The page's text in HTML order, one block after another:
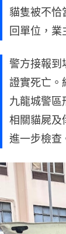
貓隻被不恰
回單位，業
警方接報到
證實死亡。
九龍城警區
相關貓屍及
進一步檢查